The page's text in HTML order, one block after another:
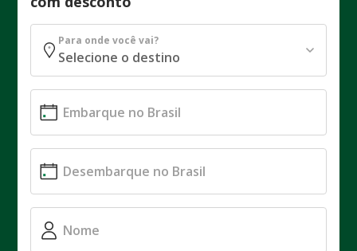
Para onde você vai?